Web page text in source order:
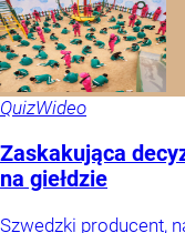
QuizWideo
Zaskakująca
na giełdzie
Szwedzki producent,